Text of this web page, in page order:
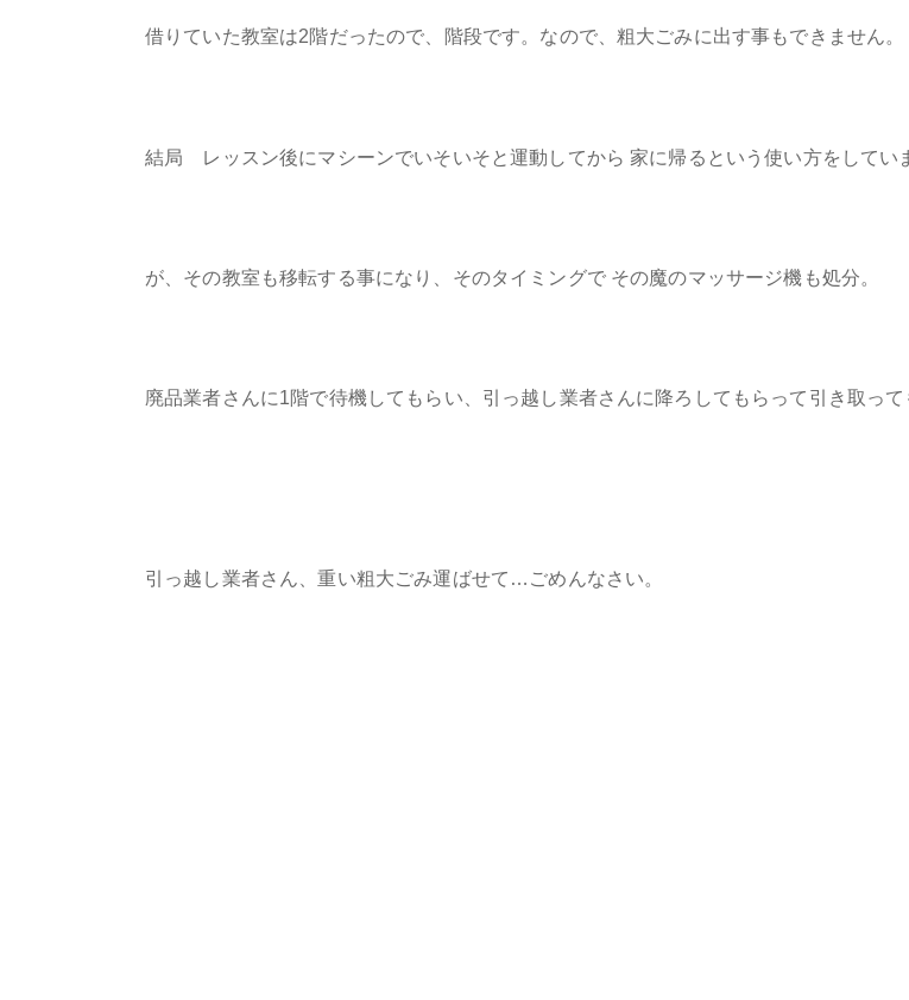
借りていた教室は2階だったので、階段です。なので、粗大ごみに出す事もできません。
結局 レッスン後にマシーンでいそいそと運動してから 家に帰るという使い方をしてい
が、その教室も移転する事になり、そのタイミングで その魔のマッサージ機も処分。
廃品業者さんに1階で待機してもらい、引っ越し業者さんに降ろしてもらって引き取って
引っ越し業者さん、重い粗大ごみ運ばせて…ごめんなさい。